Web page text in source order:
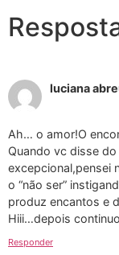
luciana
Ah… o amor!O
Quando vc disse
excepcional,pensei
o “não ser”
produz encantos e
Hiii…depois
Responder